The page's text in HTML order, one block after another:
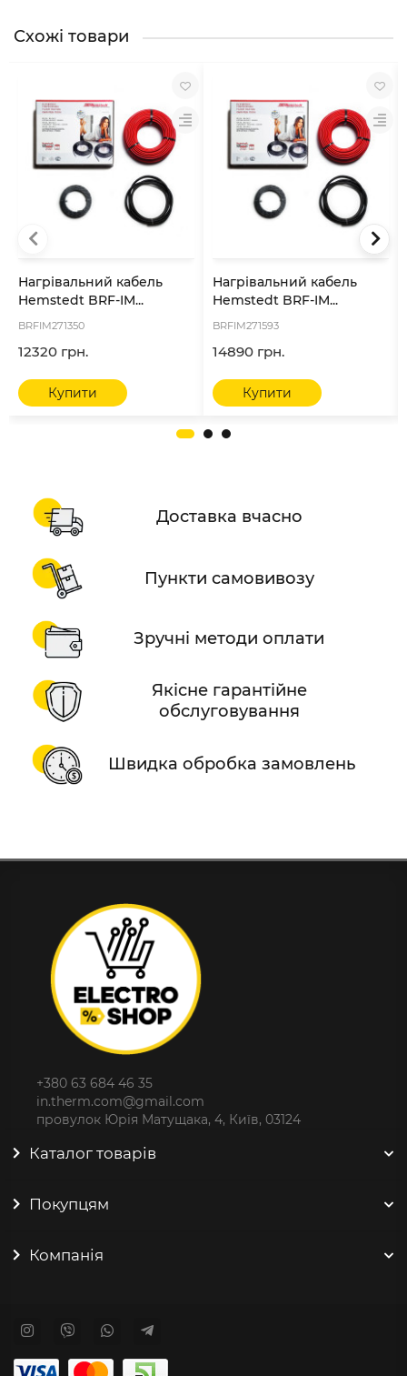
Схожі товари
Нагрівальний кабель
Hemstedt BRF-IM...
BRFIM271350
12320 грн.
Купити
Нагрівальний кабель
Hemstedt BRF-IM...
BRFIM271593
14890 грн.
Купити
Доставка вчасно
Пункти самовивозу
Зручні методи оплати
Якісне гарантійне
обслуговування
Швидка обробка замовлень
+380 63 684 46 35
in.therm.com@gmail.com
провулок Юрія Матущака, 4, Київ, 03124
Каталог товарів
Покупцям
Компанія